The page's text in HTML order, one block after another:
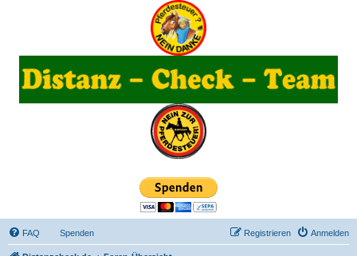
FAQ Spenden Anmelden
Registrieren